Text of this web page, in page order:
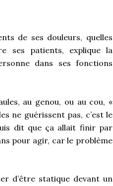
de ses douleurs, quelles
ses patients, explique la
dans ses fonctions
au genou, ou au cou, «
ne guérissent pas, c’est le
dit que ça allait finir par
pour agir, car le problème
d’être statique devant un